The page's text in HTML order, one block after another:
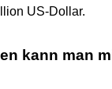
US-Dollar.
kann man